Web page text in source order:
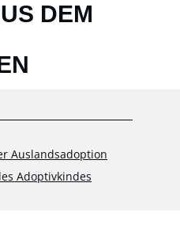
DEM
Auslandsadoption
Adoptivkindes